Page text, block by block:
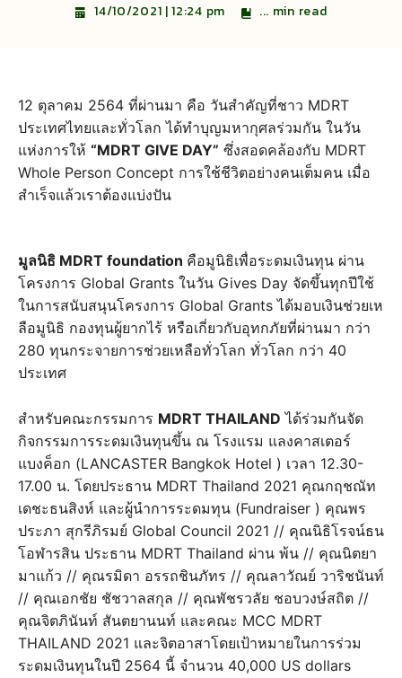
14/10/2021 | 12:24 pm ... min read
12 ตุลาคม 2564 ที่ผ่านมา คือ วันสำคัญที่ชาว MDRT
ประเทศไทยและทั่วโลก ได้ทำบุญมหากุศลร่วมกัน ในวัน
แห่งการให้ “MDRT GIVE DAY” ซึ่งสอดคล้องกับ MDRT
Whole Person Concept การใช้ชีวิตอย่างคนเต็มคน เมื่อ
สำเร็จแล้วเราต้องแบ่งปัน
มูลนิธิ MDRT foundation คือมูนิธิเพื่อระดมเงินทุน ผ่าน
โครงการ Global Grants ในวัน Gives Day จัดขึ้นทุกปีใช้
ในการสนับสนุนโครงการ Global Grants ได้มอบเงินช่วยเห
ลือมูนิธิ กองทุนผู้ยากไร้ หรือเกี่ยวกับอุทกภัยที่ผ่านมา กว่า
280 ทุนกระจายการช่วยเหลือทั่วโลก ทั่วโลก กว่า 40
ประเทศ
สำหรับคณะกรรมการ MDRT THAILAND ได้ร่วมกันจัด
กิจกรรมการระดมเงินทุนขึ้น ณ โรงแรม แลงคาสเตอร์
แบงค็อก (LANCASTER Bangkok Hotel ) เวลา 12.30-
17.00 น. โดยประธาน MDRT Thailand 2021 คุณกฤชณัท
เดชะธนสิงห์ และผู้นำการระดมทุน (Fundraiser ) คุณพร
ประภา สุกรีภิรมย์ Global Council 2021 // คุณนิธิโรจน์ธน
โอฬารสิน ประธาน MDRT Thailand ผ่าน พ้น // คุณนิตยา
มาแก้ว // คุณรมิดา อรรถชินภัทร // คุณลาวัณย์ วาริชนันท์
// คุณเอกชัย ชัชวาลสกุล // คุณพัชรวลัย ชอบวงษ์สถิต //
คุณจิตภินันท์ สันตยานนท์ และคณะ MCC MDRT
THAILAND 2021 และจิตอาสาโดยเป้าหมายในการร่วม
ระดมเงินทุนในปี 2564 นี้ จำนวน 40,000 US dollars